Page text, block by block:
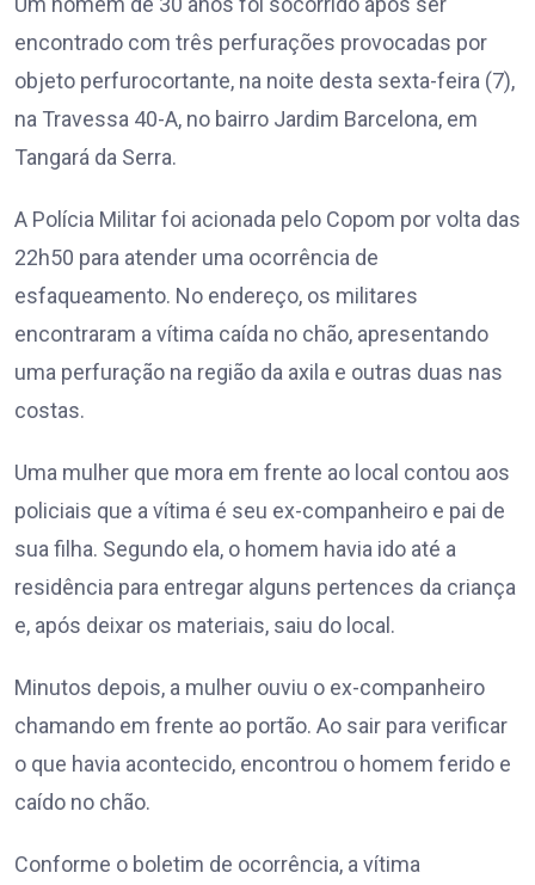
encontrado com três perfurações provocadas por
objeto perfurocortante, na noite desta sexta-feira (7),
na Travessa 40-A, no bairro Jardim Barcelona, em
Tangará da Serra.
A Polícia Militar foi acionada pelo Copom por volta das
22h50 para atender uma ocorrência de
esfaqueamento. No endereço, os militares
encontraram a vítima caída no chão, apresentando
uma perfuração na região da axila e outras duas nas
costas.
Uma mulher que mora em frente ao local contou aos
policiais que a vítima é seu ex-companheiro e pai de
sua filha. Segundo ela, o homem havia ido até a
residência para entregar alguns pertences da criança
e, após deixar os materiais, saiu do local.
Minutos depois, a mulher ouviu o ex-companheiro
chamando em frente ao portão. Ao sair para verificar
o que havia acontecido, encontrou o homem ferido e
caído no chão.
Conforme o boletim de ocorrência, a vítima